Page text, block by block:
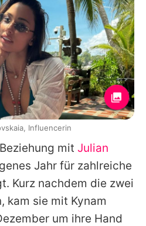
mit Julian
Jahr für zahlreiche
Kurz nachdem die zwei
kam sie mit Kynam
um ihre Hand
Influencerin